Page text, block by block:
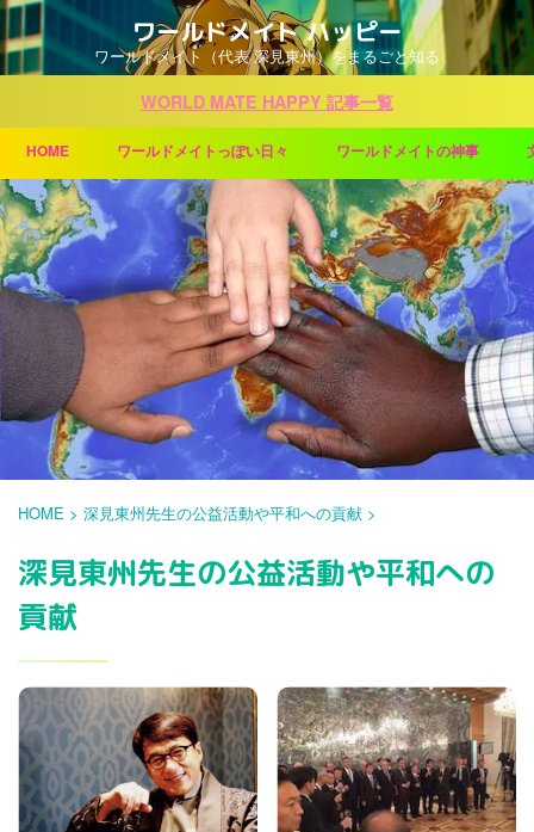
ワールドメイト ハッピー
ワールドメイト（代表 深見東州）をまるごと知る
WORLD MATE HAPPY 記事一覧
HOME ワールドメイトっぽい日々 ワールドメイトの神事
HOME > 深見東州先生の公益活動や平和への貢献 >
深見東州先生の公益活動や平和への
貢献